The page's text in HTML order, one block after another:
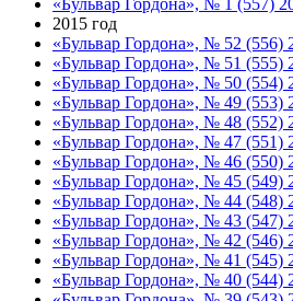
2015 год
«Бульвар Гордона», № 52 (556)
«Бульвар Гордона», № 51 (555)
«Бульвар Гордона», № 50 (554)
«Бульвар Гордона», № 49 (553)
«Бульвар Гордона», № 48 (552)
«Бульвар Гордона», № 47 (551)
«Бульвар Гордона», № 46 (550)
«Бульвар Гордона», № 45 (549)
«Бульвар Гордона», № 44 (548)
«Бульвар Гордона», № 43 (547)
«Бульвар Гордона», № 42 (546)
«Бульвар Гордона», № 41 (545)
«Бульвар Гордона», № 40 (544)